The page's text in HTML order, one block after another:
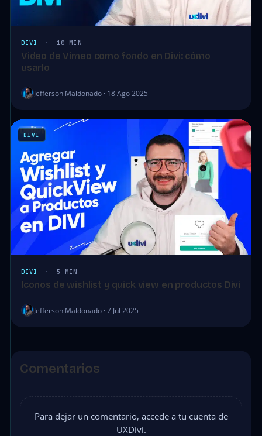
DIVI · 10 MIN
Video de Vimeo como fondo en Divi: cómo
usarlo
Jefferson Maldonado · 18 Ago 2025
DIVI
DIVI · 5 MIN
Iconos de wishlist y quick view en productos Divi
Jefferson Maldonado · 7 Jul 2025
Comentarios
Para dejar un comentario, accede a tu cuenta de
UXDivi.